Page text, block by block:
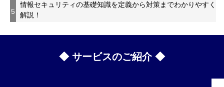
5
情報セキュリティの基礎知識を定義から対策までわかりやすく
解説！
◆ サービスのご紹介 ◆